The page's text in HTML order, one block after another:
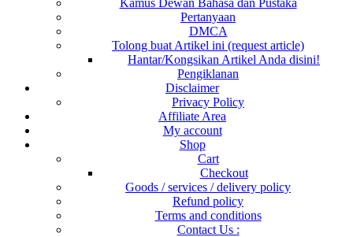
Kamus Dewan Bahasa dan Pustaka
Pertanyaan
DMCA
Tolong buat Artikel ini (request article)
Hantar/Kongsikan Artikel Anda disini!
Pengiklanan
Disclaimer
Privacy Policy
Affiliate Area
My account
Shop
Cart
Checkout
Goods / services / delivery policy
Refund policy
Terms and conditions
Contact Us :